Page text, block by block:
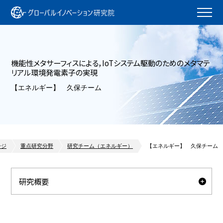
機能性メタサーフィスによる，IoTシステム駆動のためのメタマテ
リアル環境発電素子の実現
【エネルギー】 久保チーム
重点研究分野 研究チーム（エネルギー） 【エネルギー】 久保チーム
研究概要